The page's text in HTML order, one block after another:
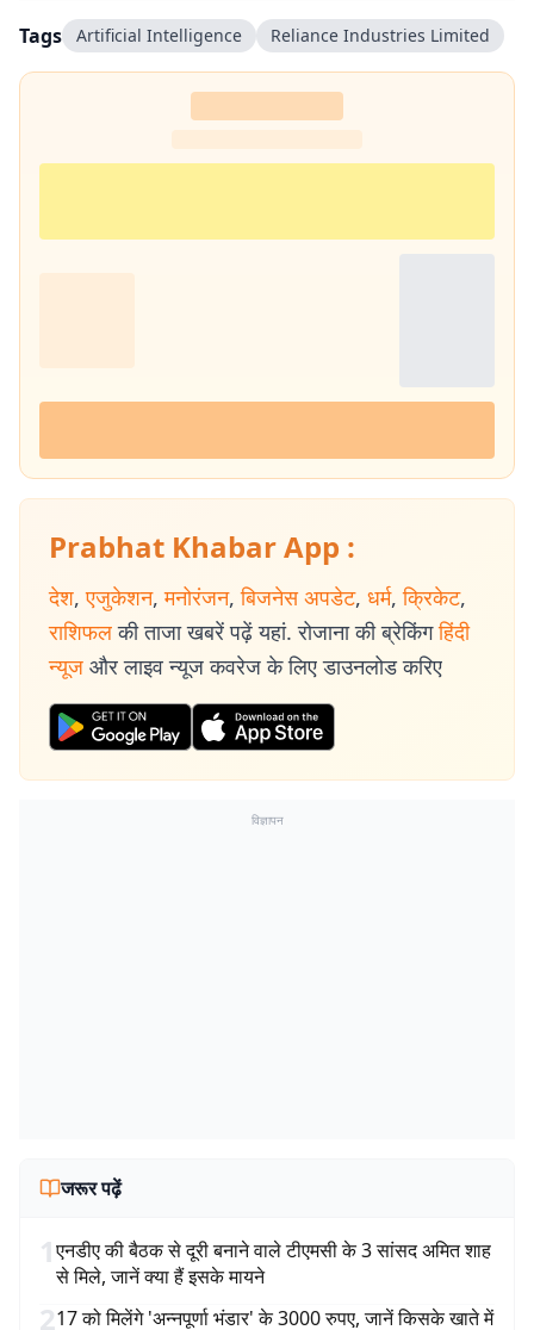
Tags Artificial Intelligence Reliance Industries Limited
Prabhat Khabar App :
देश, एजुकेशन, मनोरंजन, बिजनेस अपडेट, धर्म, क्रिकेट,
राशिफल की ताजा खबरें पढ़ें यहां. रोजाना की ब्रेकिंग हिंदी
न्यूज और लाइव न्यूज कवरेज के लिए डाउनलोड करिए
विज्ञापन
जरूर पढ़ें
1एनडीए की बैठक से दूरी बनाने वाले टीएमसी के 3 सांसद अमित शाह
से मिले, जानें क्या हैं इसके मायने
217 को मिलेंगे 'अन्नपूर्णा भंडार' के 3000 रुपए, जानें किसके खाते में